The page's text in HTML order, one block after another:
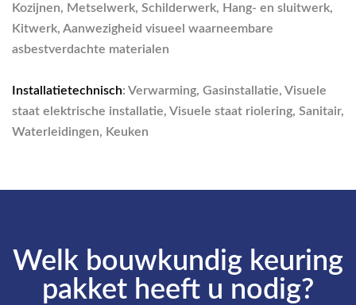
Kozijnen, Metselwerk, Schilderwerk, Hang- en sluitwerk,
Kitwerk, Aanwezigheid visueel waarneembare
asbestverdachte materialen
Installatietechnisch: Verwarming, Gasinstallatie, Visuele
staat elektrische installatie, Visuele staat riolering, Sanitair,
Waterleidingen, Keuken
Welk bouwkundig keuring
pakket heeft u nodig?